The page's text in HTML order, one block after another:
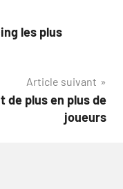
les plus
Article suivant
de plus en plus de
joueurs